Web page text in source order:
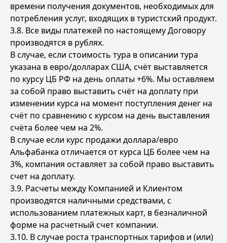
времени получения документов, необходимых для
потребления услуг, входящих в туристский продукт.
3.8. Все виды платежей по настоящему Договору
производятся в рублях.
В случае, если стоимость тура в описании тура
указана в евро/долларах США, счёт выставляется
по курсу ЦБ РФ на день оплаты +6%. Мы оставляем
за собой право выставить счёт на доплату при
изменении курса на момент поступления денег на
счёт по сравнению с курсом на день выставления
счёта более чем на 2%.
В случае если курс продажи доллара/евро
Альфабанка отличается от курса ЦБ более чем на
3%, компания оставляет за собой право выставить
счет на доплату.
3.9. Расчеты между Компанией и Клиентом
производятся наличными средствами, с
использованием платежных карт, в безналичной
форме на расчетный счет компании.
3.10. В случае роста транспортных тарифов и (или)